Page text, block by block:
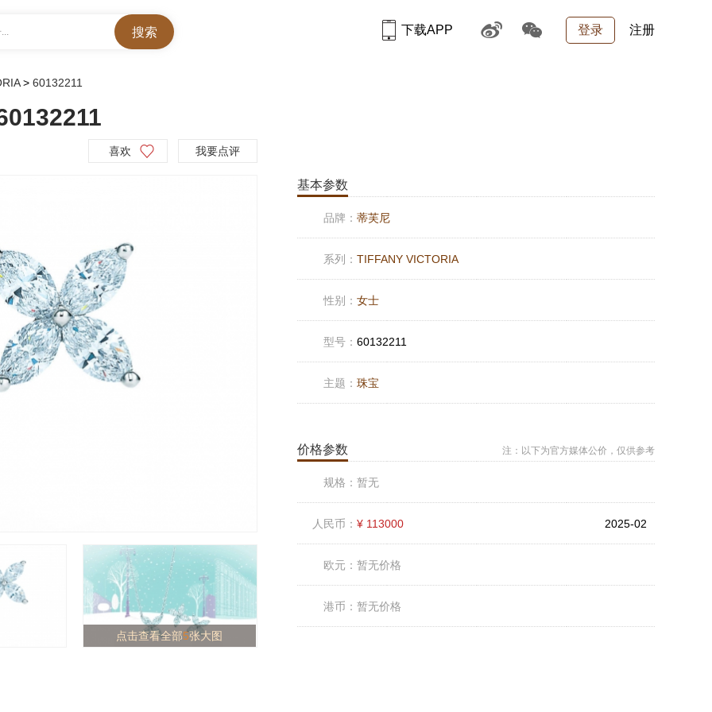
登录 注册
下载APP
> 60132211
喜欢 我要点评
点击查看全部5张大图
基本参数
品牌： 蒂芙尼
系列： TIFFANY VICTORIA
性别： 女士
型号： 60132211
主题： 珠宝
价格参数 注：以下为官方媒体公价，仅供参考
规格： 暂无
人民币： ¥ 113000 2025-02
欧元： 暂无价格
港币： 暂无价格